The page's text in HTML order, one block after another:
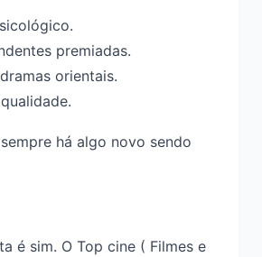
premiadas.
orientais.
há algo novo sendo
é sim. O Top cine ( Filmes e